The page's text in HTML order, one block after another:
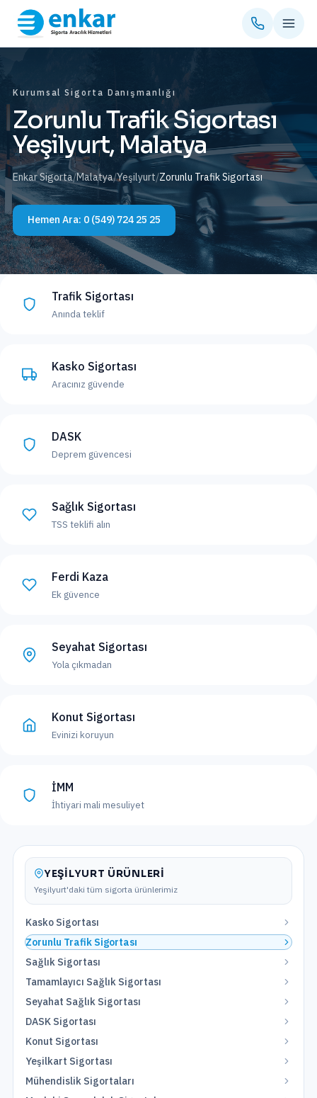
Kurumsal Sigorta Danışmanlığı
Zorunlu Trafik Sigortası
Yeşilyurt, Malatya
Enkar Sigorta/Malatya/Yeşilyurt/Zorunlu Trafik Sigortası
Hemen Ara: 0 (549) 724 25 25
Trafik Sigortası
Anında teklif
Kasko Sigortası
Aracınız güvende
DASK
Deprem güvencesi
Sağlık Sigortası
TSS teklifi alın
Ferdi Kaza
Ek güvence
Seyahat Sigortası
Yola çıkmadan
Konut Sigortası
Evinizi koruyun
İMM
İhtiyari mali mesuliyet
YEŞILYURT ÜRÜNLERI
Yeşilyurt'daki tüm sigorta ürünlerimiz
Kasko Sigortası
Zorunlu Trafik Sigortası
Sağlık Sigortası
Tamamlayıcı Sağlık Sigortası
Seyahat Sağlık Sigortası
DASK Sigortası
Konut Sigortası
Yeşilkart Sigortası
Mühendislik Sigortaları